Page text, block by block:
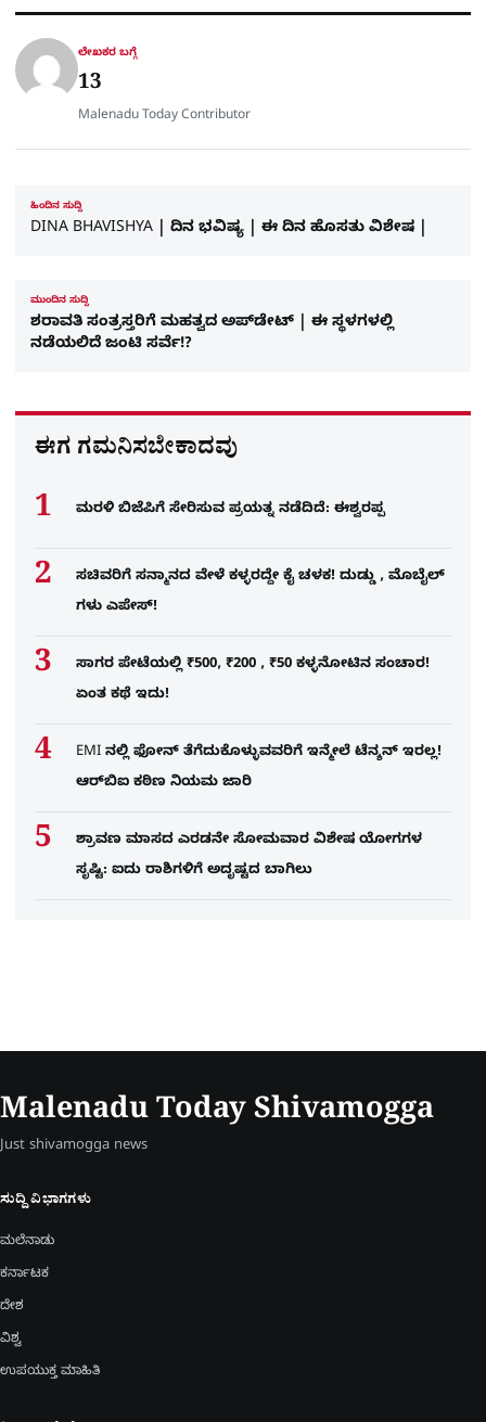
p
p
o
k
a
m
a
ಲೇಖಕರ ಬಗ್ಗೆ
13
Malenadu Today Contributor
ಹಿಂದಿನ ಸುದ್ದಿ
DINA BHAVISHYA | ದಿನ ಭವಿಷ್ಯ | ಈ ದಿನ ಹೊಸತು ವಿಶೇಷ |
ಮುಂದಿನ ಸುದ್ದಿ
ಶರಾವತಿ ಸಂತ್ರಸ್ತರಿಗೆ ಮಹತ್ವದ ಅಪ್‌ಡೇಟ್‌ | ಈ ಸ್ಥಳಗಳಲ್ಲಿ
ನಡೆಯಲಿದೆ ಜಂಟಿ ಸರ್ವೆ!?
ಈಗ ಗಮನಿಸಬೇಕಾದವು
ಮರಳಿ ಬಿಜೆಪಿಗೆ ಸೇರಿಸುವ ಪ್ರಯತ್ನ ನಡೆದಿದೆ: ಈಶ್ವರಪ್ಪ
ಸಚಿವರಿಗೆ ಸನ್ಮಾನದ ವೇಳೆ ಕಳ್ಳರದ್ದೇ ಕೈ ಚಳಕ! ದುಡ್ಡು , ಮೊಬೈಲ್​
ಗಳು ಎಪೇಸ್!
ಸಾಗರ ಪೇಟೆಯಲ್ಲಿ ₹500, ₹200 , ₹50 ಕಳ್ಳನೋಟಿನ ಸಂಚಾರ!
ಏಂತ ಕಥೆ ಇದು!
EMI ನಲ್ಲಿ ಫೋನ್​ ತೆಗೆದುಕೊಳ್ಳುವವರಿಗೆ ಇನ್ಮೇಲೆ ಟೆನ್ಶನ್​ ಇರಲ್ಲ!
ಆರ್‌ಬಿಐ ಕಠಿಣ ನಿಯಮ ಜಾರಿ
ಶ್ರಾವಣ ಮಾಸದ ಎರಡನೇ ಸೋಮವಾರ ವಿಶೇಷ ಯೋಗಗಳ
ಸೃಷ್ಟಿ: ಐದು ರಾಶಿಗಳಿಗೆ ಅದೃಷ್ಟದ ಬಾಗಿಲು
Malenadu Today Shivamogga
Just shivamogga news
ಸುದ್ದಿ ವಿಭಾಗಗಳು
ಮಲೆನಾಡು
ಕರ್ನಾಟಕ
ದೇಶ
ವಿಶ್ವ
ಉಪಯುಕ್ತ ಮಾಹಿತಿ